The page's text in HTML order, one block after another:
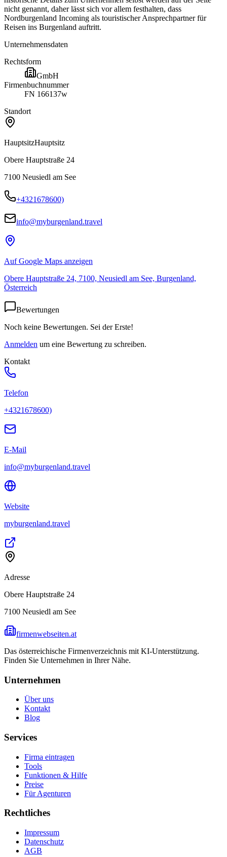
nicht genannt, daher lässt sich vor allem festhalten, dass
Nordburgenland Incoming als touristischer Ansprechpartner für
Reisen ins Burgenland auftritt.
Unternehmensdaten
Rechtsform
GmbH
Firmenbuchnummer
FN 166137w
Standort
HauptsitzHauptsitz
Obere Hauptstraße 24
7100 Neusiedl am See
+4321678600)
info@myburgenland.travel
Auf Google Maps anzeigen
Obere Hauptstraße 24, 7100, Neusiedl am See, Burgenland,
Österreich
Bewertungen
Noch keine Bewertungen. Sei der Erste!
Anmelden um eine Bewertung zu schreiben.
Kontakt
Telefon
+4321678600)
E-Mail
info@myburgenland.travel
Website
myburgenland.travel
Adresse
Obere Hauptstraße 24
7100 Neusiedl am See
firmenwebseiten.at
Das österreichische Firmenverzeichnis mit KI-Unterstützung.
Finden Sie Unternehmen in Ihrer Nähe.
Unternehmen
Über uns
Kontakt
Blog
Services
Firma eintragen
Tools
Funktionen & Hilfe
Preise
Für Agenturen
Rechtliches
Impressum
Datenschutz
AGB